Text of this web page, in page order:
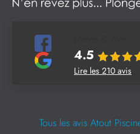
4.5
Lire les 210 avis
Tous les avis Atout